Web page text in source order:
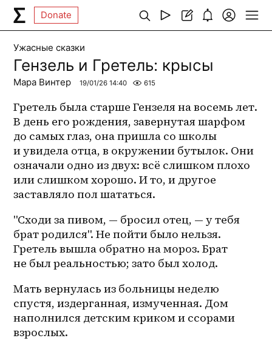
Donate
Ужасные сказки
Гензель и Гретель: крысы
Мара Винтер 19/01/26 14:40 615
Гретель была старше Гензеля на восемь лет.
В день его рождения, завернутая шарфом
до самых глаз, она пришла со школы
и увидела отца, в окружении бутылок. Они
означали одно из двух: всё слишком плохо
или слишком хорошо. И то, и другое
заставляло пол шататься.
"Сходи за пивом, — бросил отец, — у тебя
брат родился". Не пойти было нельзя.
Гретель вышла обратно на мороз. Брат
не был реальностью; зато был холод.
Мать вернулась из больницы неделю
спустя, издерганная, измученная. Дом
наполнился детским криком и ссорами
взрослых.